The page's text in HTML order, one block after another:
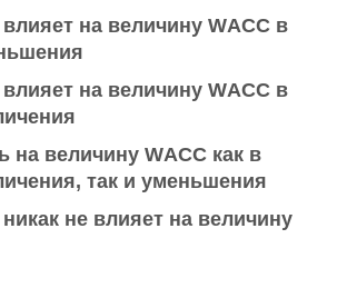
влияет на величину WАСС в
влияет на величину WАСС в
на величину WАСС как в
так и уменьшения
не влияет на величину